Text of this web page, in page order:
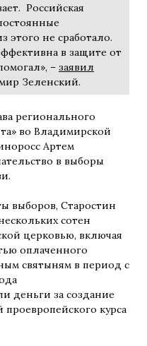
Российская
этого не сработало.
в защите от
– заявил
Зеленский.
регионального
во Владимирской
Артем
в выборы
выборов, Старостин
сотен
церковью, включая
оплаченного
святыням в период с
деньги за создание
курса